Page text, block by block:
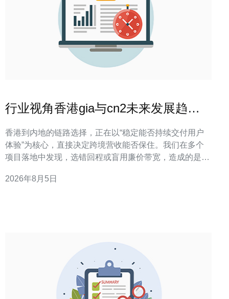
行业视角香港gia与cn2未来发展趋势
香港到内地的链路选择，正在以“稳定能否持续交付用户
体验”为核心，直接决定跨境营收能否保住。我们在多个
项目落地中发现，选错回程或盲用廉价带宽，造成的是用
直接通道。本文能帮助你判断何时选用香港GIA、何时必
2026年8月5日